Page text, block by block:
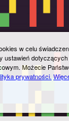
w celu
ustawień
Możecie
prywatności.